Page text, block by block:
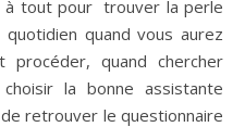
à tout pour trouver la perle
quand vous aurez
quand chercher
la bonne assistante
retrouver le questionnaire